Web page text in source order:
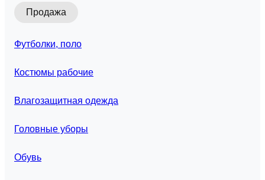
Продажа
Футболки, поло
Костюмы рабочие
Влагозащитная одежда
Головные уборы
Обувь